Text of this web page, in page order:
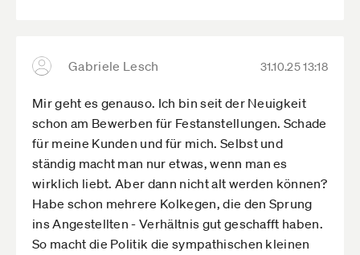
Gabriele Lesch 31.10.25 13:18
Mir geht es genauso. Ich bin seit der Neuigkeit
schon am Bewerben für Festanstellungen. Schade
für meine Kunden und für mich. Selbst und
ständig macht man nur etwas, wenn man es
wirklich liebt. Aber dann nicht alt werden können?
Habe schon mehrere Kolkegen, die den Sprung
ins Angestellten - Verhältnis gut geschafft haben.
So macht die Politik die sympathischen kleinen